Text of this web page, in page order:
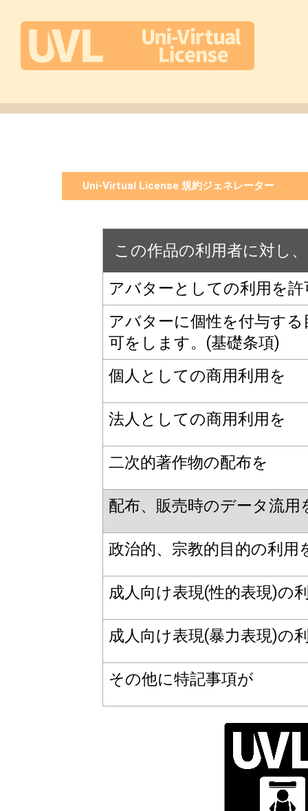
Uni-Virtual License 規約ジェネレーター
この作品の利用者に対し
アバターとしての利用を
アバターに個性を付与す
可をします。(基礎条項)
個人としての商用利用を
法人としての商用利用を
二次的著作物の配布を
配布、販売時のデータ流用
政治的、宗教的目的の利用
成人向け表現(性的表現)の
成人向け表現(暴力表現)の
その他に特記事項が